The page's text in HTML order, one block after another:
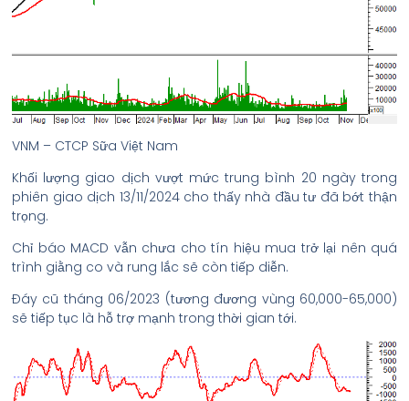
VNM – CTCP Sữa Việt Nam
Khối lượng giao dịch vượt mức trung bình 20 ngày trong
phiên giao dịch 13/11/2024 cho thấy nhà đầu tư đã bớt thận
trọng.
Chỉ báo MACD vẫn chưa cho tín hiệu mua trở lại nên quá
trình giằng co và rung lắc sẽ còn tiếp diễn.
Đáy cũ tháng 06/2023 (tương đương vùng 60,000-65,000)
sẽ tiếp tục là hỗ trợ mạnh trong thời gian tới.